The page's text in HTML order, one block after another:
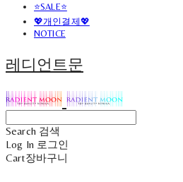
⭐SALE⭐
💖개인결제💖
NOTICE
레디언트문
Search 검색
Log In 로그인
Cart장바구니